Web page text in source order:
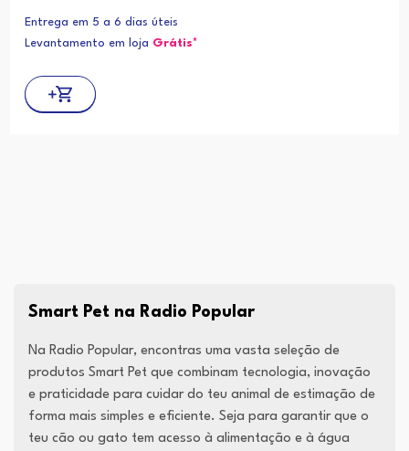
Entrega em 5 a 6 dias úteis
Levantamento em loja Grátis*
Smart Pet na Radio Popular
Na Radio Popular, encontras uma vasta seleção de
produtos Smart Pet que combinam tecnologia, inovação
e praticidade para cuidar do teu animal de estimação de
forma mais simples e eficiente. Seja para garantir que o
teu cão ou gato tem acesso à alimentação e à água